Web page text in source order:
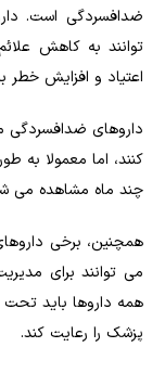
ضدافسردگی است.
توانند به کاهش
اعتیاد و افزایش
داروهای ضدافسردگی
کنند، اما معمولا به
چند ماه مشاهده می
همچنین، برخی
می توانند برای
همه داروها باید
پزشک را رعایت کند.